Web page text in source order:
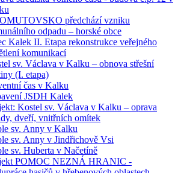
předchází vzniku
odpadu – horské obce
Kalek II. Etapa rekonstrukce veřejného
komunikací
sv. Václava v Kalku – obnova střešní
(I. etapa)
čas v Kalku
JSDH Kalek
Kostel sv. Václava v Kalku – oprava
dveří, vnitřních omítek
sv. Anny v Kalku
sv. Anny v Jindřichově Vsi
sv. Huberta v Načetíně
POMOC NEZNÁ HRANIC -